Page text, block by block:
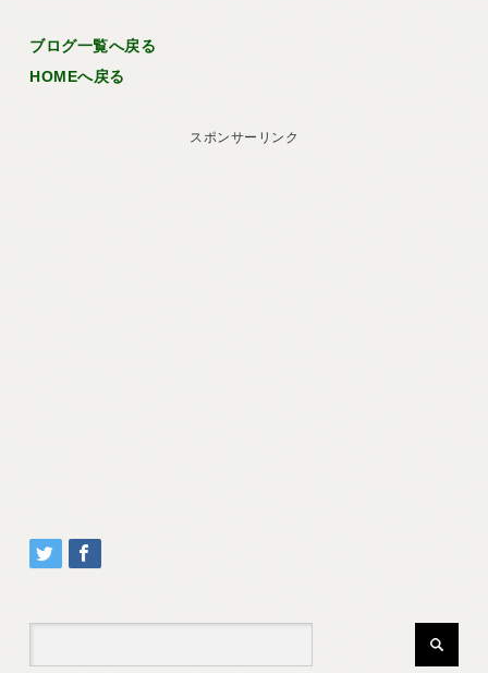
ブログ一覧へ戻る
HOMEへ戻る
スポンサーリンク